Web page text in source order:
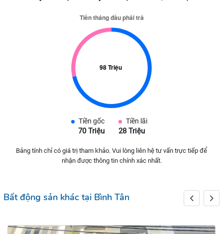
Tiền gốc
70 Triệu
Tiền lãi
28 Triệu
Bảng tính chỉ có giá trị tham khảo. Vui lòng liên hệ tư vấn trực tiếp để
nhận được thông tin chính xác nhất.
Bất động sản khác tại Bình Tân